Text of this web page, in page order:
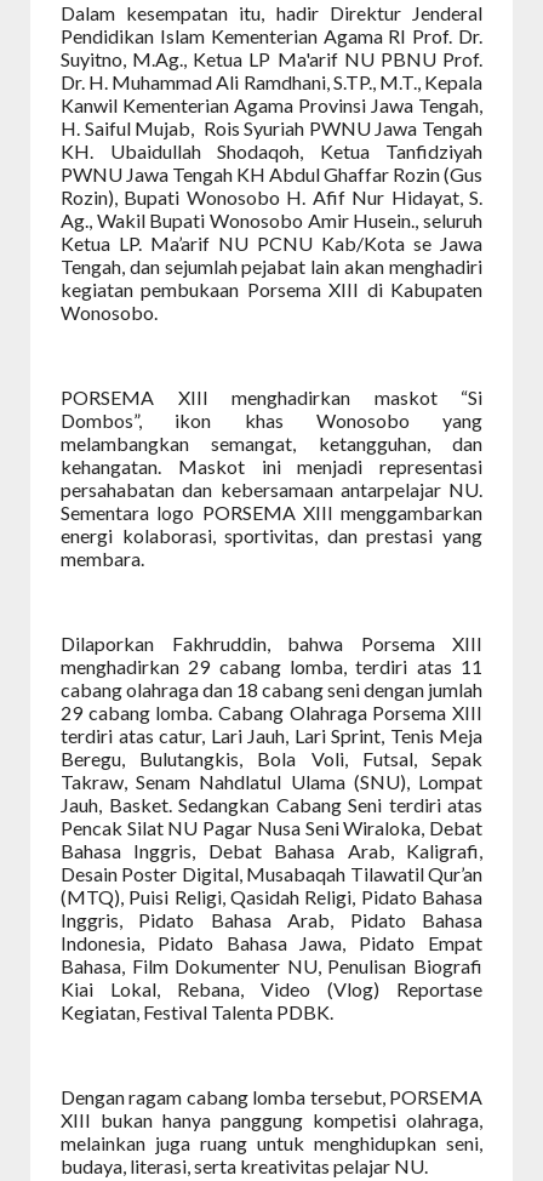
Dalam kesempatan itu, hadir Direktur Jenderal
Pendidikan Islam Kementerian Agama RI Prof. Dr.
Suyitno, M.Ag., Ketua LP Ma'arif NU PBNU Prof.
Dr. H. Muhammad Ali Ramdhani, S.TP., M.T., Kepala
Kanwil Kementerian Agama Provinsi Jawa Tengah,
H. Saiful Mujab, Rois Syuriah PWNU Jawa Tengah
KH. Ubaidullah Shodaqoh, Ketua Tanfidziyah
PWNU Jawa Tengah KH Abdul Ghaffar Rozin (Gus
Rozin), Bupati Wonosobo H. Afif Nur Hidayat, S.
Ag., Wakil Bupati Wonosobo Amir Husein., seluruh
Ketua LP. Ma’arif NU PCNU Kab/Kota se Jawa
Tengah, dan sejumlah pejabat lain akan menghadiri
kegiatan pembukaan Porsema XIII di Kabupaten
Wonosobo.
PORSEMA XIII menghadirkan maskot “Si
Dombos”, ikon khas Wonosobo yang
melambangkan semangat, ketangguhan, dan
kehangatan. Maskot ini menjadi representasi
persahabatan dan kebersamaan antarpelajar NU.
Sementara logo PORSEMA XIII menggambarkan
energi kolaborasi, sportivitas, dan prestasi yang
membara.
Dilaporkan Fakhruddin, bahwa Porsema XIII
menghadirkan 29 cabang lomba, terdiri atas 11
cabang olahraga dan 18 cabang seni dengan jumlah
29 cabang lomba. Cabang Olahraga Porsema XIII
terdiri atas catur, Lari Jauh, Lari Sprint, Tenis Meja
Beregu, Bulutangkis, Bola Voli, Futsal, Sepak
Takraw, Senam Nahdlatul Ulama (SNU), Lompat
Jauh, Basket. Sedangkan Cabang Seni terdiri atas
Pencak Silat NU Pagar Nusa Seni Wiraloka, Debat
Bahasa Inggris, Debat Bahasa Arab, Kaligrafi,
Desain Poster Digital, Musabaqah Tilawatil Qur’an
(MTQ), Puisi Religi, Qasidah Religi, Pidato Bahasa
Inggris, Pidato Bahasa Arab, Pidato Bahasa
Indonesia, Pidato Bahasa Jawa, Pidato Empat
Bahasa, Film Dokumenter NU, Penulisan Biografi
Kiai Lokal, Rebana, Video (Vlog) Reportase
Kegiatan, Festival Talenta PDBK.
Dengan ragam cabang lomba tersebut, PORSEMA
XIII bukan hanya panggung kompetisi olahraga,
melainkan juga ruang untuk menghidupkan seni,
budaya, literasi, serta kreativitas pelajar NU.